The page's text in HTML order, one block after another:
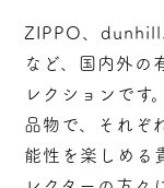
ZIPPO、
など、国内外の
レクションです
品物で、それぞ
能性を楽しめる